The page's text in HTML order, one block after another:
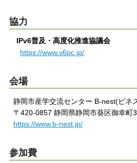
協力
IPv6普及・高度化推進協議会
https://www.v6pc.jp/
会場
静岡市産学交流センター B-nest(ビネ
〒420-0857 静岡県静岡市葵区御幸町
https://www.b-nest.jp/
参加費